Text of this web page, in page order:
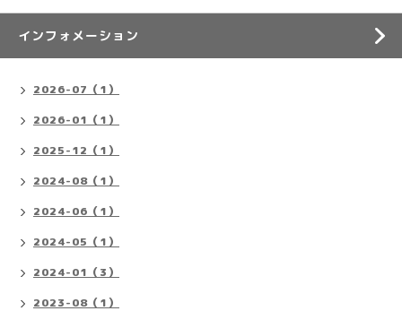
インフォメーション
2026-07（1）
2026-01（1）
2025-12（1）
2024-08（1）
2024-06（1）
2024-05（1）
2024-01（3）
2023-08（1）